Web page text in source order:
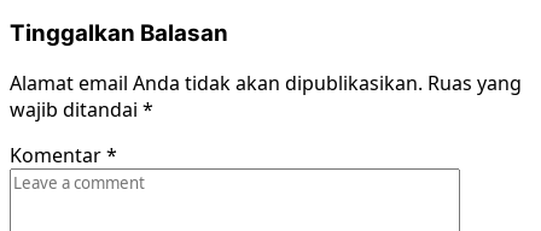
Tinggalkan Balasan
Alamat email Anda tidak akan dipublikasikan. Ruas yang
wajib ditandai *
Komentar*